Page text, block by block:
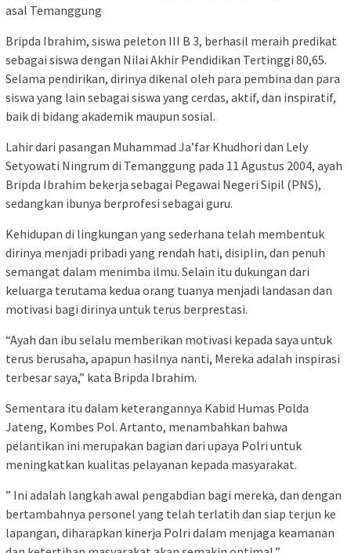
asal Temanggung
Bripda Ibrahim, siswa peleton III B 3, berhasil meraih predikat
sebagai siswa dengan Nilai Akhir Pendidikan Tertinggi 80,65.
Selama pendirikan, dirinya dikenal oleh para pembina dan para
siswa yang lain sebagai siswa yang cerdas, aktif, dan inspiratif,
baik di bidang akademik maupun sosial.
Lahir dari pasangan Muhammad Ja’far Khudhori dan Lely
Setyowati Ningrum di Temanggung pada 11 Agustus 2004, ayah
Bripda Ibrahim bekerja sebagai Pegawai Negeri Sipil (PNS),
sedangkan ibunya berprofesi sebagai guru.
Kehidupan di lingkungan yang sederhana telah membentuk
dirinya menjadi pribadi yang rendah hati, disiplin, dan penuh
semangat dalam menimba ilmu. Selain itu dukungan dari
keluarga terutama kedua orang tuanya menjadi landasan dan
motivasi bagi dirinya untuk terus berprestasi.
“Ayah dan ibu selalu memberikan motivasi kepada saya untuk
terus berusaha, apapun hasilnya nanti, Mereka adalah inspirasi
terbesar saya,” kata Bripda Ibrahim.
Sementara itu dalam keterangannya Kabid Humas Polda
Jateng, Kombes Pol. Artanto, menambahkan bahwa
pelantikan ini merupakan bagian dari upaya Polri untuk
meningkatkan kualitas pelayanan kepada masyarakat.
” Ini adalah langkah awal pengabdian bagi mereka, dan dengan
bertambahnya personel yang telah terlatih dan siap terjun ke
lapangan, diharapkan kinerja Polri dalam menjaga keamanan